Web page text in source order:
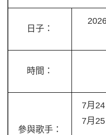
日子：
時間：
參與歌手：
7月
7月